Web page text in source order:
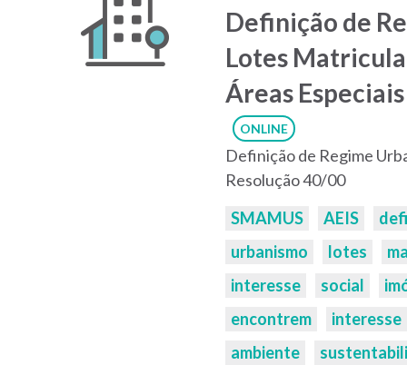
Definição de
Lotes
Áreas
ONLINE
Definição de Regime
Resolução 40/00
Palavras-
chaves:
SMAMUS AEIS
urbanismo
lotes
interesse
social
encontrem
interesse
ambiente